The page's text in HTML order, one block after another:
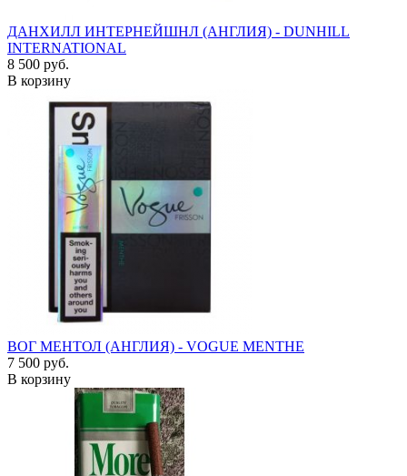
ДАНХИЛЛ ИНТЕРНЕЙШНЛ (АНГЛИЯ) - DUNHILL
INTERNATIONAL
8 500 руб.
В корзину
ВОГ МЕНТОЛ (АНГЛИЯ) - VOGUE MENTHE
7 500 руб.
В корзину